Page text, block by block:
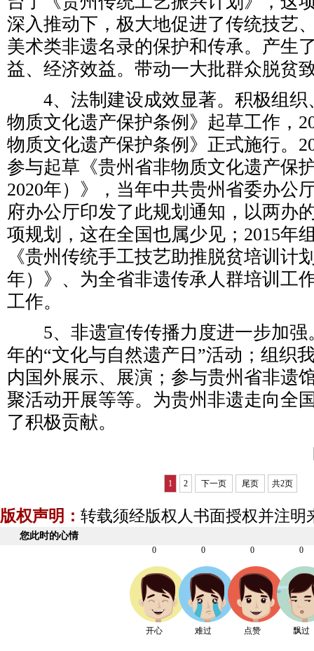
深入推动下，极大地促进了传统技艺
美术类非遗名录的保护和传承。产生
益、经济效益。带动一大批群众脱贫
4、法制建设成效显著。积极组织
物质文化遗产保护条例》起草工作，
物质文化遗产保护条例》正式施行。
参与起草《贵州省非物质文化遗产保
2020年）》，当年中共贵州省委办公
府办公厅印发了此规划通知，以两办
项规划，这在全国也属少见；2015年
《贵州传统手工技艺助推脱贫培训计
年）》、为全省非遗传承人群培训工
工作。
5、非遗宣传传播力度进一步加强
年的“文化与自然遗产日”活动；组织
内国外展示、展演；参与贵州省非遗
聚活动开展等等。为贵州非遗走向全
了积极贡献。
1 2 下一页 尾页 共2页
版权声明： 转载须经版权人书面授权并注明
您此时的心情
0
开心
0
难过
0
点赞
0
飘过